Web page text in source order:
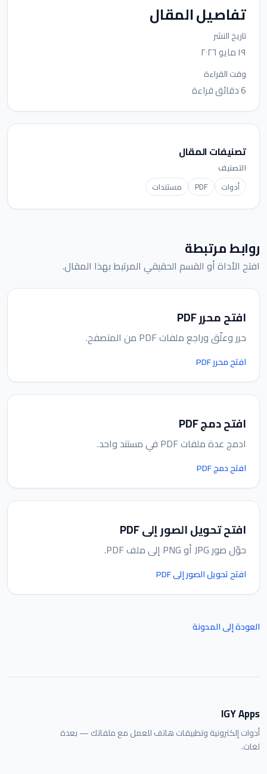
تفاصيل المقال
تاريخ النشر
١٩ مايو ٢٠٢٦
وقت القراءة
6 دقائق قراءة
تصنيفات المقال
التصنيف
أدوات
PDF مستندات
روابط مرتبطة
افتح الأداة أو القسم الحقيقي المرتبط بهذا المقال.
افتح محرر PDF
حرر وعلّق وراجع ملفات PDF من المتصفح.
افتح محرر PDF
افتح دمج PDF
ادمج عدة ملفات PDF في مستند واحد.
افتح دمج PDF
افتح تحويل الصور إلى PDF
حوّل صور JPG أو PNG إلى ملف PDF.
افتح تحويل الصور إلى PDF
العودة إلى المدونة
IGY Apps
أدوات إلكترونية وتطبيقات هاتف للعمل مع ملفاتك — بعدة
لغات.